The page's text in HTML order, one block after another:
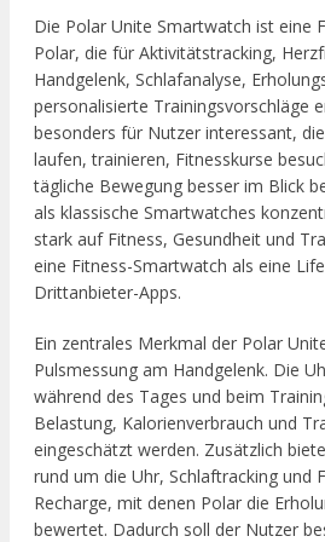
Die Polar Unite Smartwatch ist eine
Polar, die für Aktivitätstracking,
Handgelenk, Schlafanalyse,
personalisierte Trainingsvorschläge
besonders für Nutzer interessant,
laufen, trainieren, Fitnesskurse
tägliche Bewegung besser im Blick
als klassische Smartwatches
stark auf Fitness, Gesundheit und
eine Fitness-Smartwatch als eine
Drittanbieter-Apps.
Ein zentrales Merkmal der Polar
Pulsmessung am Handgelenk. Die
während des Tages und beim
Belastung, Kalorienverbrauch und
eingeschätzt werden. Zusätzlich
rund um die Uhr, Schlaftracking und
Recharge, mit denen Polar die
bewertet. Dadurch soll der Nutzer